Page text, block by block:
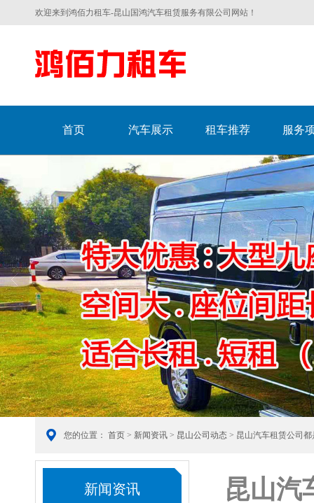
欢迎来到鸿佰力租车-昆山国鸿汽车租赁服务有限公司网站！
首页 汽车展示 租车推荐 服务
您的位置： 首页 > 新闻资讯 > 昆山公司动态 > 昆山汽车租赁公司
新闻资讯 昆山汽